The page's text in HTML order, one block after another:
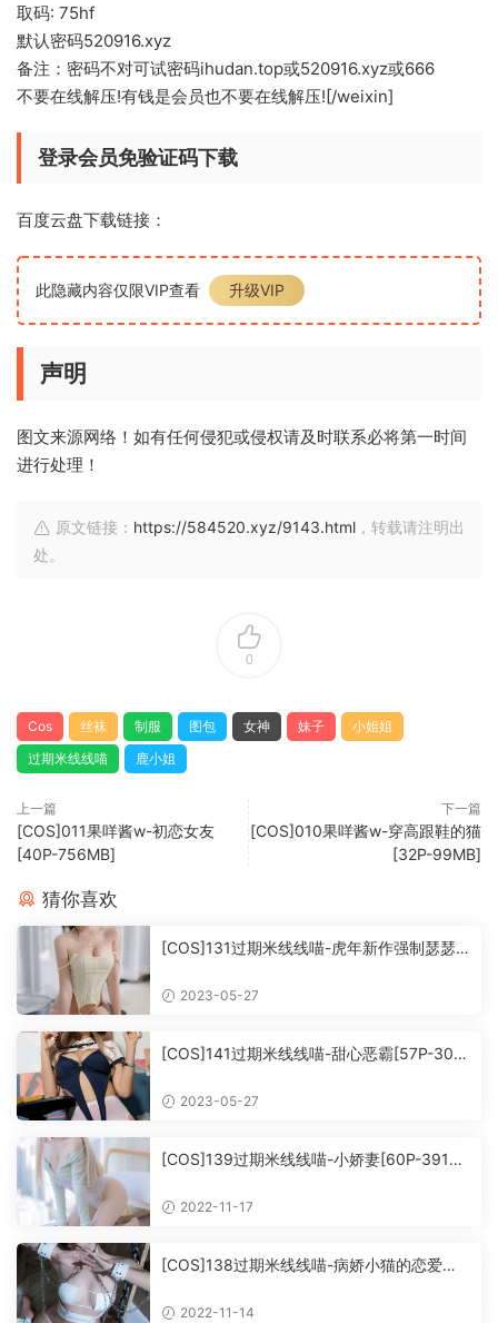
取码: 75hf
默认密码520916.xyz
备注：密码不对可试密码ihudan.top或520916.xyz或666
不要在线解压!有钱是会员也不要在线解压![/weixin]
登录会员免验证码下载
百度云盘下载链接：
此隐藏内容仅限VIP查看 升级VIP
声明
图文来源网络！如有任何侵犯或侵权请及时联系必将第一时间
进行处理！
原文链接： https://584520.xyz/9143.html ，转载请注明出
处。
0
Cos 丝袜 制服 图包 女神 妹子
小姐姐
过期米线线喵
鹿小姐
上一篇
[COS]011果咩酱w-初恋女友
[40P-756MB]
下一篇
[COS]010果咩酱w-穿高跟鞋的猫
[32P-99MB]
猜你喜欢
[COS]131过期米线线喵-虎年新作强制瑟瑟
2023-05-27
[COS]141过期米线线喵-甜心恶霸[57P-307
2023-05-27
[COS]139过期米线线喵-小娇妻[60P-391M
2022-11-17
[COS]138过期米线线喵-病娇小猫的恋爱日
2022-11-14